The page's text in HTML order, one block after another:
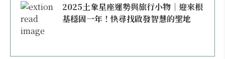
2025土象星座運勢與旅行小物｜迎來根
基穩固一年！快尋找啟發智慧的聖地